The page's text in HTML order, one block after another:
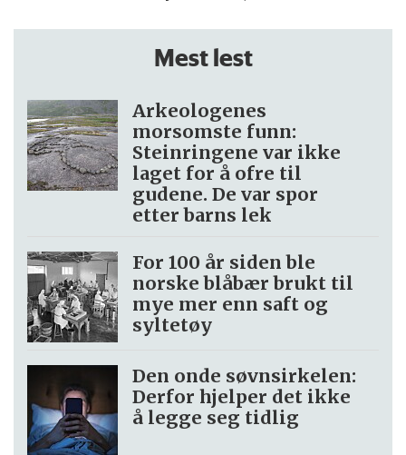
Mest lest
Arkeologenes
morsomste funn:
Steinringene var ikke
laget for å ofre til
gudene. De var spor
etter barns lek
For 100 år siden ble
norske blåbær brukt til
mye mer enn saft og
syltetøy
Den onde søvnsirkelen:
Derfor hjelper det ikke
å legge seg tidlig